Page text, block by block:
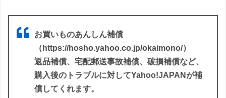
お買いものあんしん補償
（https://hosho.yahoo.co.jp/okaimono/）
返品補償、宅配郵送事故補償、破損補償など、
購入後のトラブルに対してYahoo!JAPANが補
償してくれます。